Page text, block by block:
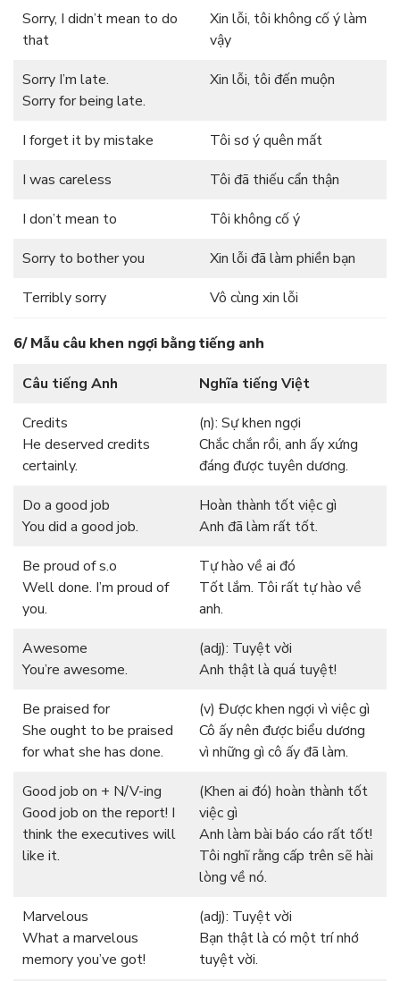
Sorry, I didn’t mean to do
that
Xin lỗi, tôi không cố ý làm
vậy
Sorry I’m late.
Sorry for being late.
Xin lỗi, tôi đến muộn
I forget it by mistake
Tôi sơ ý quên mất
I was careless
Tôi đã thiếu cẩn thận
I don’t mean to
Tôi không cố ý
Sorry to bother you
Xin lỗi đã làm phiền bạn
Terribly sorry
Vô cùng xin lỗi
6/ Mẫu câu khen ngợi bằng tiếng anh
Câu tiếng Anh
Nghĩa tiếng Việt
Credits
He deserved credits
certainly.
(n): Sự khen ngợi
Chắc chắn rồi, anh ấy xứng
đáng được tuyên dương.
Do a good job
You did a good job.
Hoàn thành tốt việc gì
Anh đã làm rất tốt.
Be proud of s.o
Well done. I’m proud of
you.
Tự hào về ai đó
Tốt lắm. Tôi rất tự hào về
anh.
Awesome
You’re awesome.
(adj): Tuyệt vời
Anh thật là quá tuyệt!
Be praised for
She ought to be praised
for what she has done.
(v) Được khen ngợi vì việc gì
Cô ấy nên được biểu dương
vì những gì cô ấy đã làm.
Good job on + N/V-ing
Good job on the report! I
think the executives will
like it.
(Khen ai đó) hoàn thành tốt
việc gì
Anh làm bài báo cáo rất tốt!
Tôi nghĩ rằng cấp trên sẽ hài
lòng về nó.
Marvelous
What a marvelous
memory you’ve got!
(adj): Tuyệt vời
Bạn thật là có một trí nhớ
tuyệt vời.